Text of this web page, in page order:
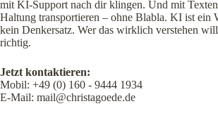
mit KI-Support nach dir klingen. Und mit
Haltung transportieren – ohne Blabla. KI ist ein
kein Denkersatz. Wer das wirklich verstehen
richtig.
Jetzt kontaktieren:
Mobil: +49 (0) 160 - 9444 1934
E-Mail: mail@christagoede.de